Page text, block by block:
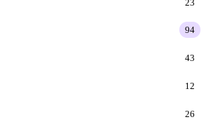
23
94
43
12
26